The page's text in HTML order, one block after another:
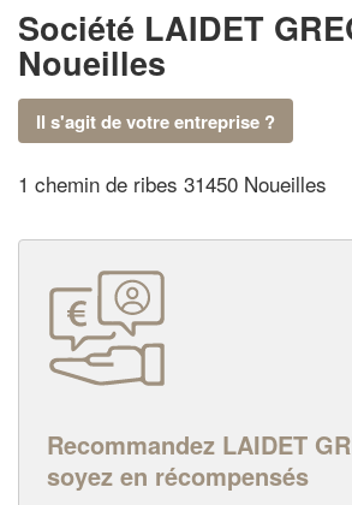
Société LAIDET
Noueilles
Il s'agit de votre entreprise ?
1 chemin de ribes 31450 Noueilles
Recommandez LAIDET
soyez en récompensés